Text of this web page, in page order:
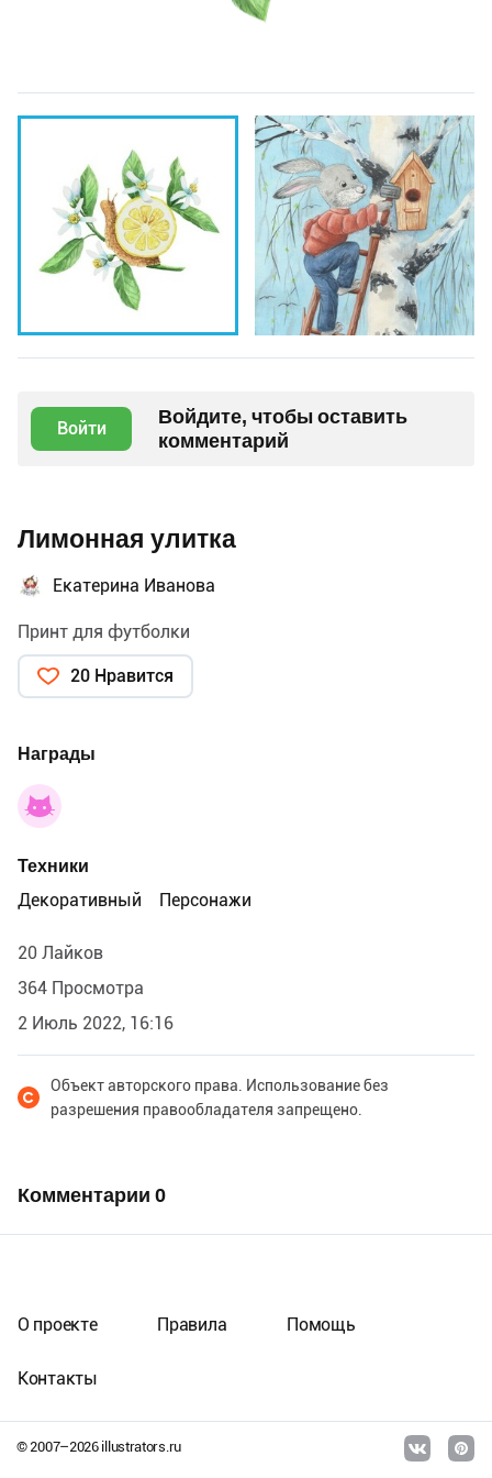
Войти
Войдите, чтобы оставить
комментарий
Лимонная улитка
Екатерина Иванова
Принт для футболки
20 Нравится
Награды
Техники
Декоративный
Персонажи
20 Лайков
364 Просмотра
2 Июль 2022, 16:16
Объект авторского права. Использование без
разрешения правообладателя запрещено.
Комментарии 0
© 2007–2026illustrators.ru
О проекте Правила Помощь
Контакты